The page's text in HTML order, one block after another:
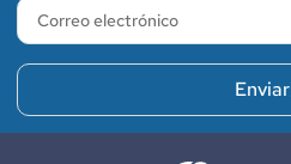
Enviar